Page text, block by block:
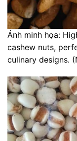
Ảnh minh họa:
cashew nuts,
culinary designs.